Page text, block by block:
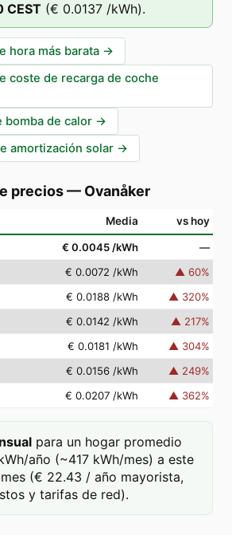
CEST (€ 0.0137 /kWh).
hora más barata →
coste de recarga de coche
bomba de calor →
amortización solar →
precios— Ovanåker
Media vs hoy
€ 0.0045 /kWh
—
€ 0.0072 /kWh ▲ 60%
€ 0.0188 /kWh ▲ 320%
€ 0.0142 /kWh ▲ 217%
€ 0.0181 /kWh ▲ 304%
€ 0.0156 /kWh ▲ 249%
€ 0.0207 /kWh ▲ 362%
para un hogar promedio
año (~417 kWh/mes) a este
(€ 22.43 / año mayorista,
y tarifas de red).